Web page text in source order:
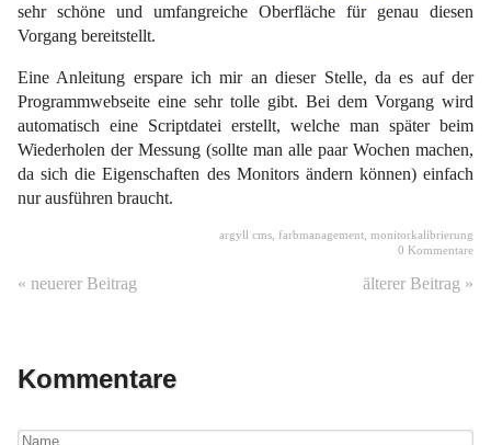
sehr schöne und umfangreiche Oberfläche für genau diesen
Vorgang bereitstellt.
Eine Anleitung erspare ich mir an dieser Stelle, da es auf der
Programmwebseite eine sehr tolle gibt. Bei dem Vorgang wird
automatisch eine Scriptdatei erstellt, welche man später beim
Wiederholen der Messung (sollte man alle paar Wochen machen,
da sich die Eigenschaften des Monitors ändern können) einfach
nur ausführen braucht.
argyll cms farbmanagement monitorkalibrierung
0 Kommentare
« neuerer Beitrag älterer Beitrag »
Kommentare